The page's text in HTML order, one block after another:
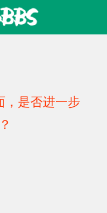
，是否进一步